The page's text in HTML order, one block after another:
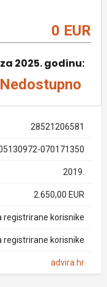
0 EUR
2025. godinu:
Nedostupno
28521206581
070171350
2019.
2.650,00 EUR
registrirane korisnike
registrirane korisnike
advira.hr